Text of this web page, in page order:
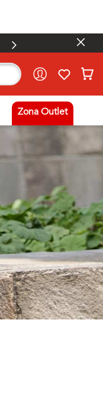
Zona Outlet